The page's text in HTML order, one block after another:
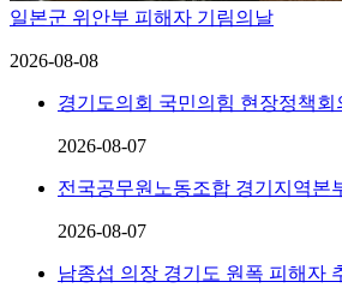
일본군 위안부 피해자 기림의날
2026-08-08
경기도의회 국민의힘 현장정책회
2026-08-07
전국공무원노동조합 경기지역본
2026-08-07
남종섭 의장 경기도 원폭 피해자